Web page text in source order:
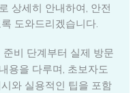
상세히 안내하여, 안전
도와드리겠습니다.
비 단계부터 실제 방문
용을 다루며, 초보자도
와 실용적인 팁을 포함